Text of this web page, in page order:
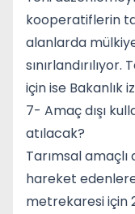
kooperatiflerin
alanlarda
için ise Bakanlık
7- Amaç dışı
atılacak?
Tarımsal amaçlı
hareket
metrekaresi için